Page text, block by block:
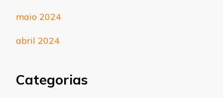
maio 2024
abril 2024
Categorias